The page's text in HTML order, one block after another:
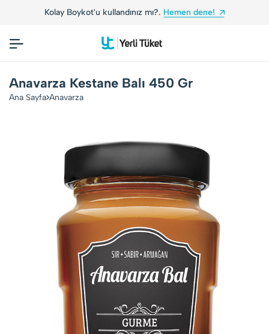
Kolay Boykot'u kullandınız mı?. Hemen dene!
Anavarza Kestane Balı 450 Gr
Ana Sayfa Anavarza